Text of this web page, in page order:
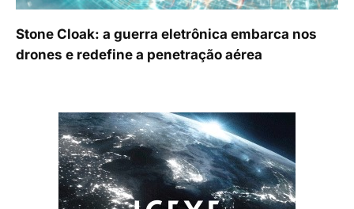
Stone Cloak: a guerra eletrônica embarca nos
drones e redefine a penetração aérea